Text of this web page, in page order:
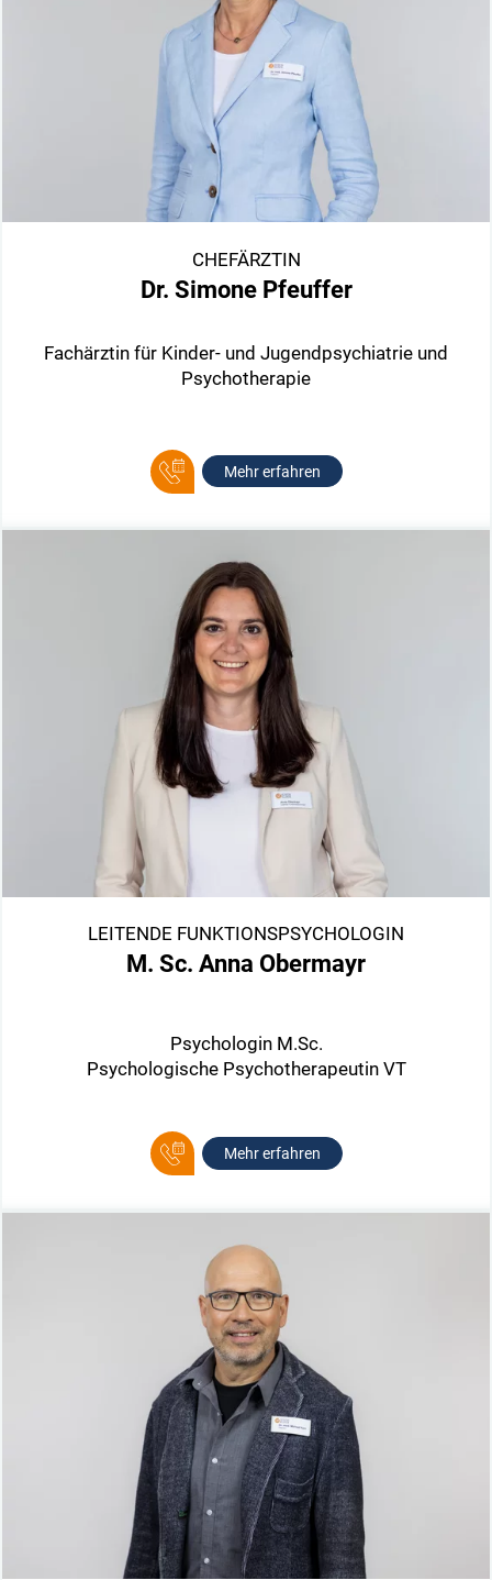
CHEFÄRZTIN
Dr. Simone Pfeuffer
Fachärztin für Kinder- und Jugendpsychiatrie und
Psychotherapie
Mehr erfahren
LEITENDE FUNKTIONSPSYCHOLOGIN
M. Sc. Anna Obermayr
Psychologin M.Sc.
Psychologische Psychotherapeutin VT
Mehr erfahren